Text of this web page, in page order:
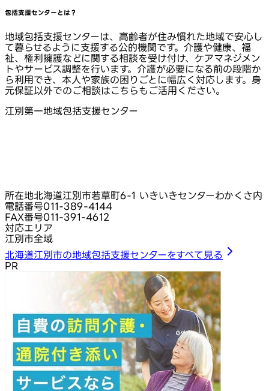
包括支援センターとは？
地域包括支援センターは、高齢者が住み慣れた地域で安心し
て暮らせるように支援する公的機関です。介護や健康、福
祉、権利擁護などに関する相談を受け付け、ケアマネジメン
トやサービス調整を行います。介護が必要になる前の段階か
ら利用でき、本人や家族の困りごとに幅広く対応します。身
元保証以外でのご相談はこちらもご活用ください。
江別第一地域包括支援センター
所在地北海道江別市若草町6-1 いきいきセンターわかくさ内
電話番号011-389-4144
FAX番号011-391-4612
対応エリア
江別市全域
北海道江別市の地域包括支援センターをすべて見る
PR